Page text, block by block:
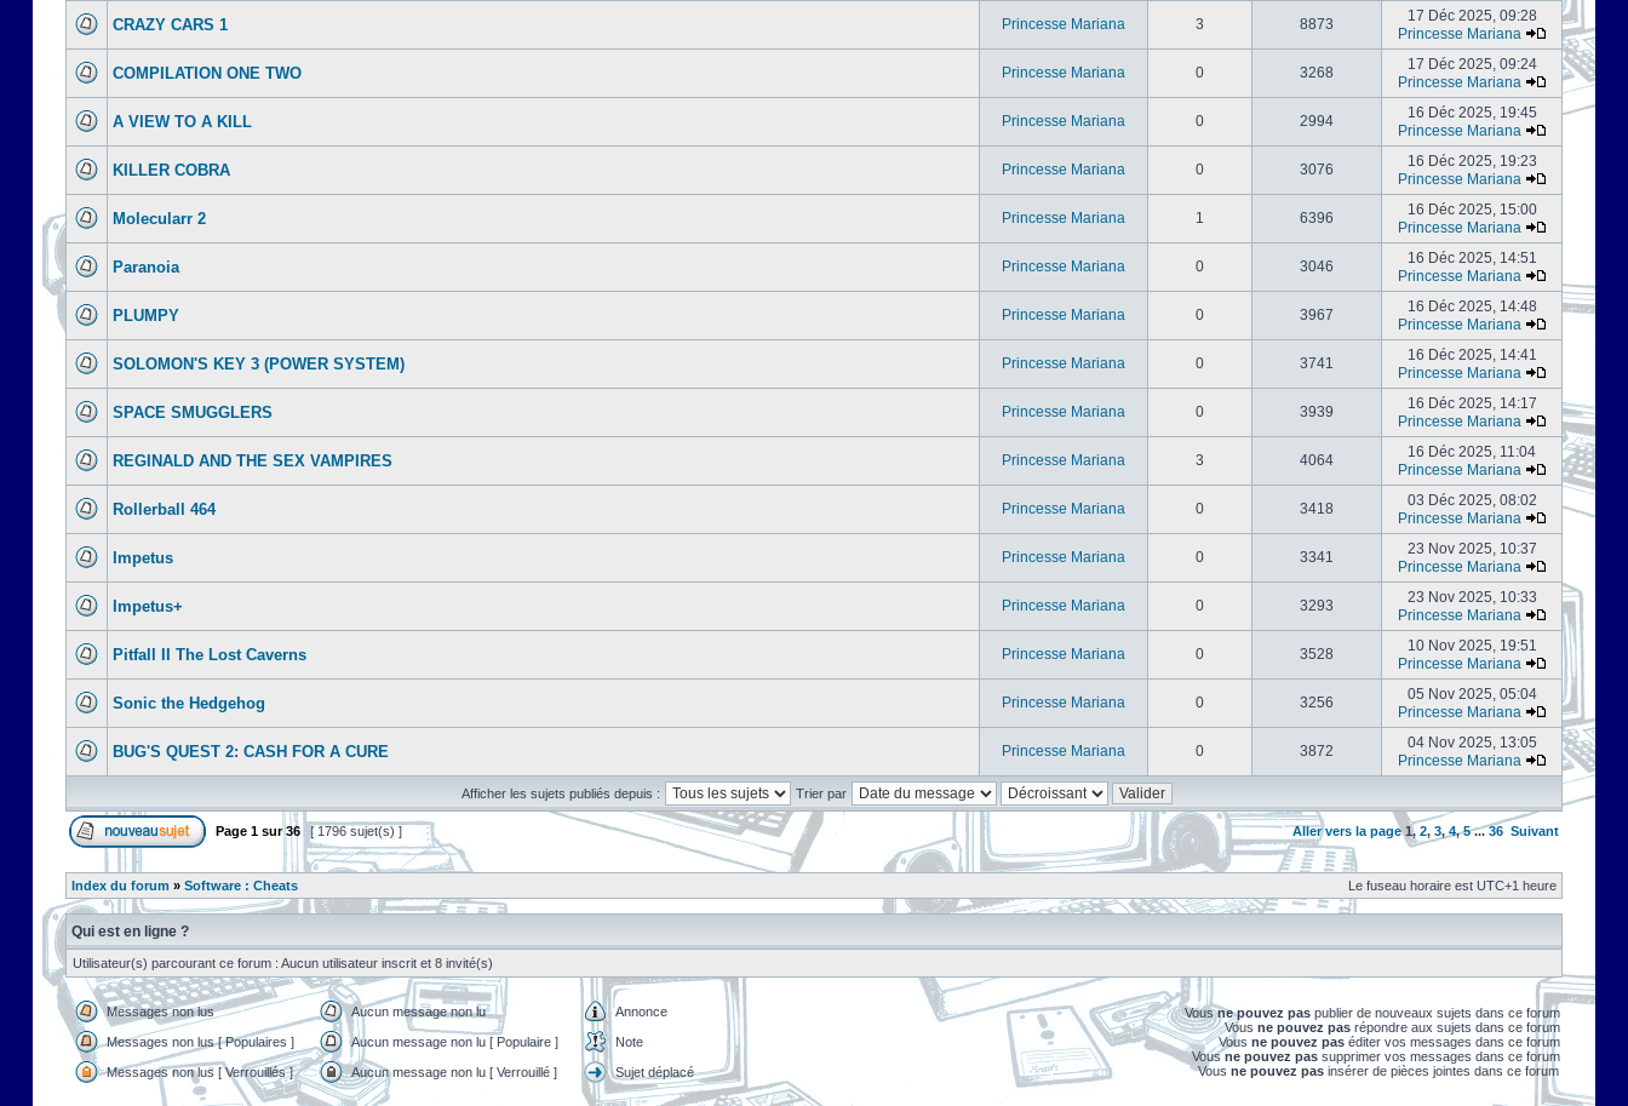
CRAZY CARS 1 Princesse Mariana 3 8873
17 Déc 2025, 09:28
Princesse Mariana
COMPILATION ONE TWO Princesse Mariana 0 3268
17 Déc 2025, 09:24
Princesse Mariana
A VIEW TO A KILL Princesse Mariana 0 2994
16 Déc 2025, 19:45
Princesse Mariana
KILLER COBRA Princesse Mariana 0 3076
16 Déc 2025, 19:23
Princesse Mariana
Molecularr 2 Princesse Mariana 1 6396
16 Déc 2025, 15:00
Princesse Mariana
Paranoia Princesse Mariana 0 3046
16 Déc 2025, 14:51
Princesse Mariana
PLUMPY Princesse Mariana 0 3967
16 Déc 2025, 14:48
Princesse Mariana
SOLOMON'S KEY 3 (POWER SYSTEM) Princesse Mariana 0 3741
16 Déc 2025, 14:41
Princesse Mariana
SPACE SMUGGLERS Princesse Mariana 0 3939
16 Déc 2025, 14:17
Princesse Mariana
REGINALD AND THE SEX VAMPIRES Princesse Mariana 3 4064
16 Déc 2025, 11:04
Princesse Mariana
Rollerball 464 Princesse Mariana 0 3418
03 Déc 2025, 08:02
Princesse Mariana
Impetus Princesse Mariana 0 3341
23 Nov 2025, 10:37
Princesse Mariana
Impetus+ Princesse Mariana 0 3293
23 Nov 2025, 10:33
Princesse Mariana
Pitfall II The Lost Caverns Princesse Mariana 0 3528
10 Nov 2025, 19:51
Princesse Mariana
Sonic the Hedgehog Princesse Mariana 0 3256
05 Nov 2025, 05:04
Princesse Mariana
BUG'S QUEST 2: CASH FOR A CURE Princesse Mariana 0 3872
04 Nov 2025, 13:05
Princesse Mariana
Afficher les sujets publiés depuis : Trier par
Page 1 sur36 [ 1796 sujet(s) ] Aller vers la page1, 2, 3, 4,5...36 Suivant
Index du forum » Software : Cheats Le fuseau horaire est UTC+1 heure
Qui est en ligne ?
Utilisateur(s) parcourant ce forum : Aucun utilisateur inscrit et 8 invité(s)
Messages non lus Aucun message non lu Annonce
Messages non lus [ Populaires ] Aucun message non lu [ Populaire ] Note
Messages non lus [ Verrouillés ] Aucun message non lu [ Verrouillé ] Sujet déplacé
Vousne pouvez pas publier de nouveaux sujets dans ce forum
Vous ne pouvez pas répondre aux sujets dans ce forum
Vous ne pouvez pas éditer vos messages dans ce forum
Vousne pouvez pas supprimer vos messages dans ce forum
Vous ne pouvez pas insérer de pièces jointes dans ce forum